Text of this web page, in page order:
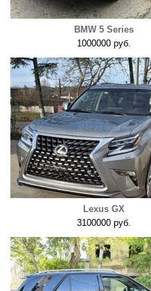
BMW 5 Series
1000000 руб.
Lexus GX
3100000 руб.